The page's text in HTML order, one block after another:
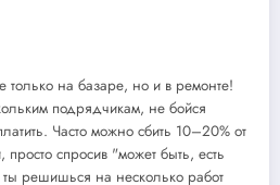
только на базаре, но и в ремонте!
подрядчикам, не бойся
Часто можно сбить 10–20% от
просто спросив "может быть, есть
ты решишься на несколько работ